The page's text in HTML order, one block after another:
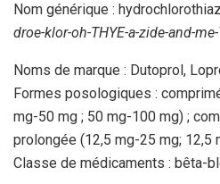
Nom générique :
droe-klor-oh-THYE-a-zide-and-
Noms de marque : Dutoprol,
Formes posologiques :
mg-50 mg ; 50 mg-100 mg) ;
prolongée (12,5 mg-25 mg; 12,5
Classe de médicaments : bêta-